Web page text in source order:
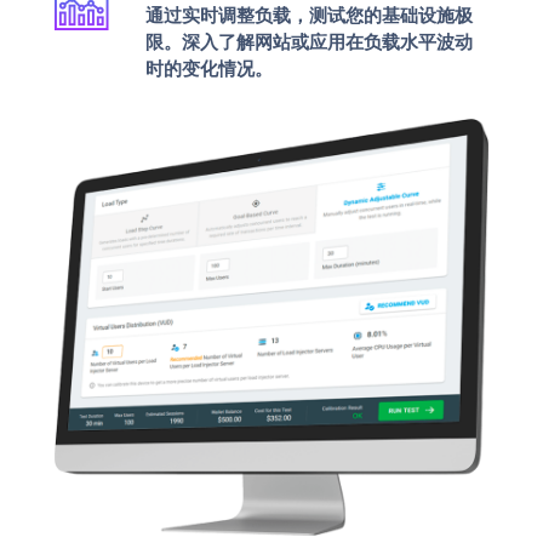
通过实时调整负载，测试您的基础设施极
限。深入了解网站或应用在负载水平波动
时的变化情况。